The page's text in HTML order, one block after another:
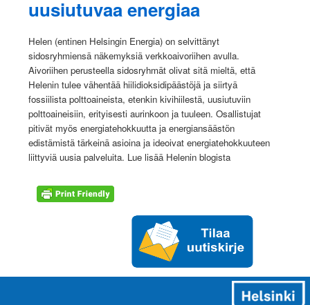
uusiutuvaa energiaa
Helen (entinen Helsingin Energia) on selvittänyt
sidosryhmiensä näkemyksiä verkkoaivoriihen avulla.
Aivoriihen perusteella sidosryhmät olivat sitä mieltä, että
Helenin tulee vähentää hiilidioksidipäästöjä ja siirtyä
fossiilista polttoaineista, etenkin kivihiilestä, uusiutuviin
polttoaineisiin, erityisesti aurinkoon ja tuuleen. Osallistujat
pitivät myös energiatehokkuutta ja energiansäästön
edistämistä tärkeinä asioina ja ideoivat energiatehokkuuteen
liittyviä uusia palveluita. Lue lisää Helenin blogista